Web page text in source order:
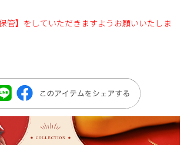
管】をしていただきますようお願いいたしま